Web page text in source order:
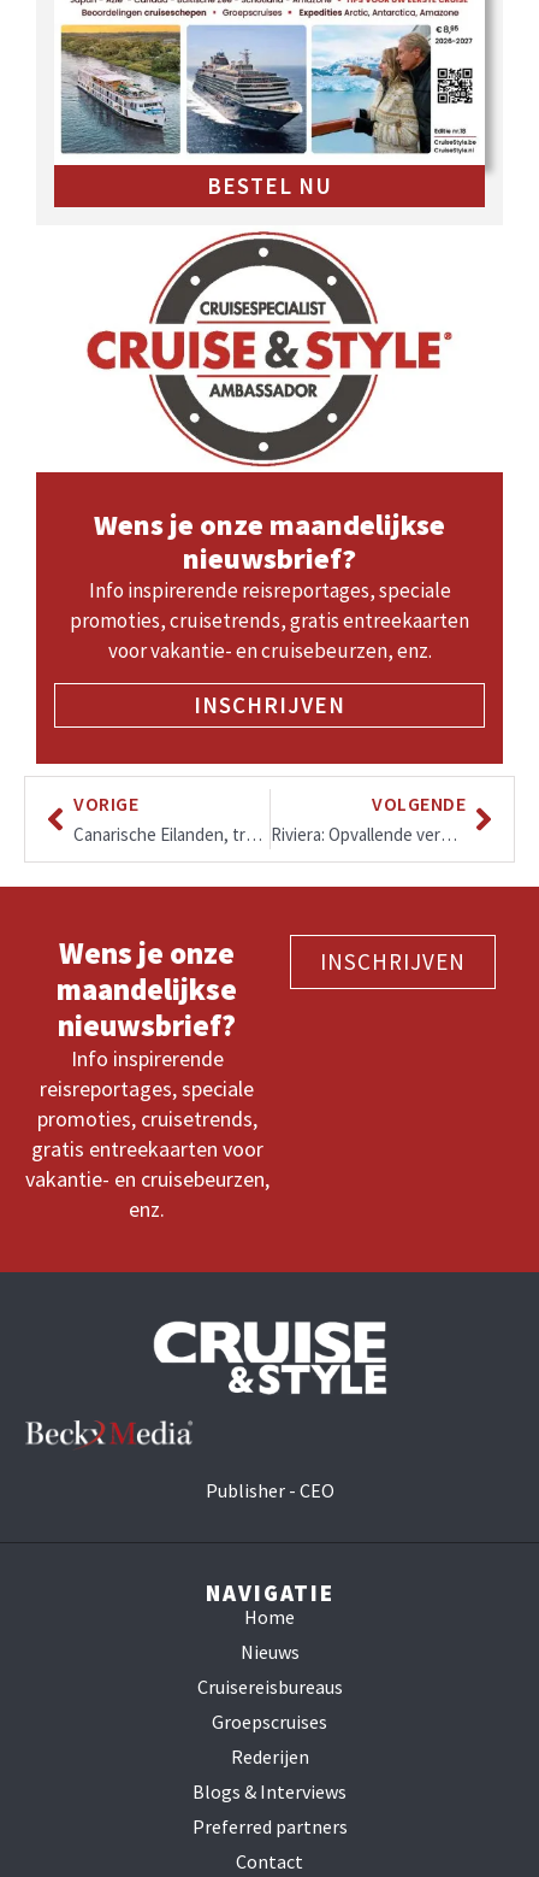
BESTEL NU
Wens je onze maandelijkse
nieuwsbrief?
Info inspirerende reisreportages, speciale
promoties, cruisetrends, gratis entreekaarten
voor vakantie- en cruisebeurzen, enz.
INSCHRIJVEN
VORIGE
Canarische Eilanden, trans-Atlantische en Caraïben Cruises met NCL najaar 2022-voorjaar 2023
VOLGENDE
Riviera: Opvallende vernieuwingen en prachtige routes o.a. Japan 2024
Wens je onze
maandelijkse
nieuwsbrief?
Info inspirerende
reisreportages, speciale
promoties, cruisetrends,
gratis entreekaarten voor
vakantie- en cruisebeurzen,
enz.
INSCHRIJVEN
Publisher - CEO
NAVIGATIE
Home
Nieuws
Cruisereisbureaus
Groepscruises
Rederijen
Blogs & Interviews
Preferred partners
Contact